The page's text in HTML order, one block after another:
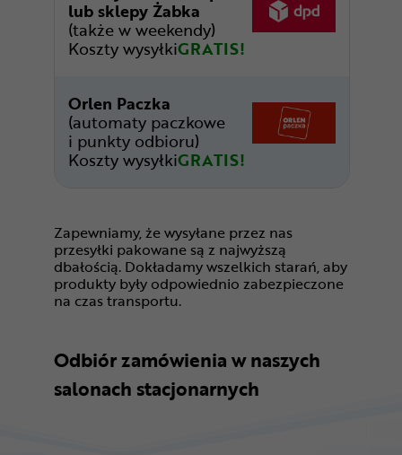
lub sklepy Żabka
(także w weekendy)
Koszty wysyłkiGRATIS!
Orlen Paczka
(automaty paczkowe
i punkty odbioru)
Koszty wysyłkiGRATIS!
Zapewniamy, że wysyłane przez nas
przesyłki pakowane są z najwyższą
dbałością. Dokładamy wszelkich starań, aby
produkty były odpowiednio zabezpieczone
na czas transportu.
Odbiór zamówienia w naszych
salonach stacjonarnych